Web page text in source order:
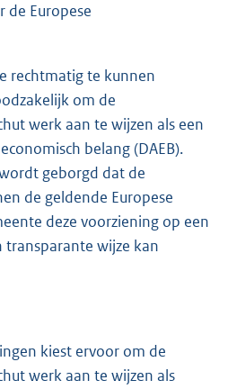
de Europese
rechtmatig te kunnen
om de
werk aan te wijzen als een
belang (DAEB).
geborgd dat de
de geldende Europese
deze voorziening op een
transparante wijze kan
kiest ervoor om de
werk aan te wijzen als